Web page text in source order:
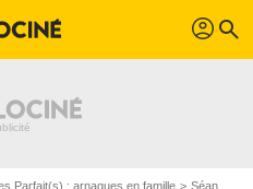
profil search
Parfait(s) : arnaques en famille Séances "Les Parfait(s) : arnaques en famille" Essonne